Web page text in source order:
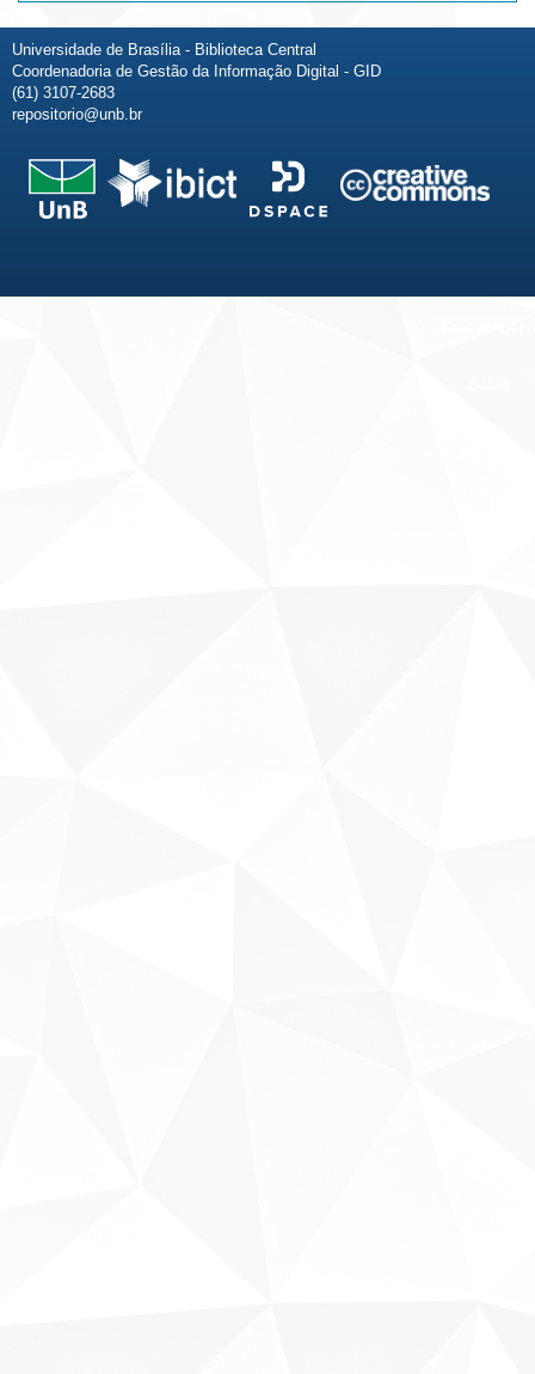
Universidade de Brasília - Biblioteca Central
Coordenadoria de Gestão da Informação Digital - GID
(61) 3107-2683
repositorio@unb.br